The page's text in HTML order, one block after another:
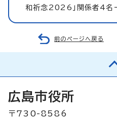
和祈念2026」関係者4名
前のページへ戻る
広島市役所
〒730-8586